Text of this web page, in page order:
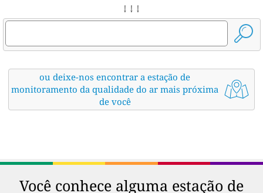
↓ ↓ ↓
ou deixe-nos encontrar a estação de
monitoramento da qualidade do ar mais próxima
de você
Você conhece alguma estação de